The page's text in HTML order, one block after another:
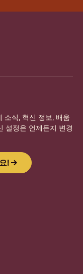
소식, 혁신 정보, 배움
설정은 언제든지 변경
!